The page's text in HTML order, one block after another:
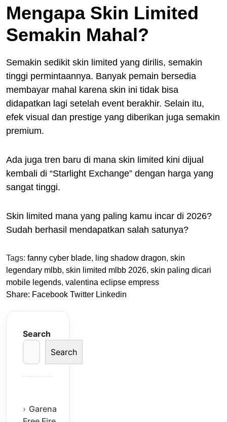
Mengapa Skin Limited
Semakin Mahal?
Semakin sedikit skin limited yang dirilis, semakin
tinggi permintaannya. Banyak pemain bersedia
membayar mahal karena skin ini tidak bisa
didapatkan lagi setelah event berakhir. Selain itu,
efek visual dan prestige yang diberikan juga semakin
premium.
Ada juga tren baru di mana skin limited kini dijual
kembali di “Starlight Exchange” dengan harga yang
sangat tinggi.
Skin limited mana yang paling kamu incar di 2026?
Sudah berhasil mendapatkan salah satunya?
Tags: fanny cyber blade, ling shadow dragon, skin
legendary mlbb, skin limited mlbb 2026, skin paling dicari
mobile legends, valentina eclipse empress
Share: Facebook Twitter Linkedin
Search
Search
Garena